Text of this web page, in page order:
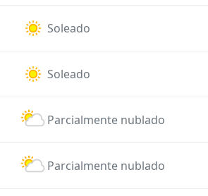
Soleado
Soleado
Parcialmente nublado
Parcialmente nublado